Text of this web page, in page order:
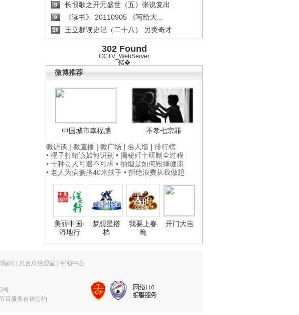
8 长恨歌之开元盛世（五）张说复出
9 《读书》 20110905 《写给大...
10 王立群读史记（二十八） 另类奇才
302 Found
CCTV_WebServer
锘�
微博推荐
中国城市幸福感
不孝七宗罪
微访谈 | 微直播 | 微广场 | 名人墙 | 排行榜
• 橙子打蜡该如何识别 • 揭秘歼十研制全过程
• 十种贵人可遇不可求 • 抽烟是如何毁掉健康
• 老人为病妻搭40米扶手 • 拒绝浪费从我做起
美丽中国·
湿地行
梦想星搭
档
我要上春
晚
开门大吉
顾问 总台总经理室 帮助中心
号
目服务自律公约